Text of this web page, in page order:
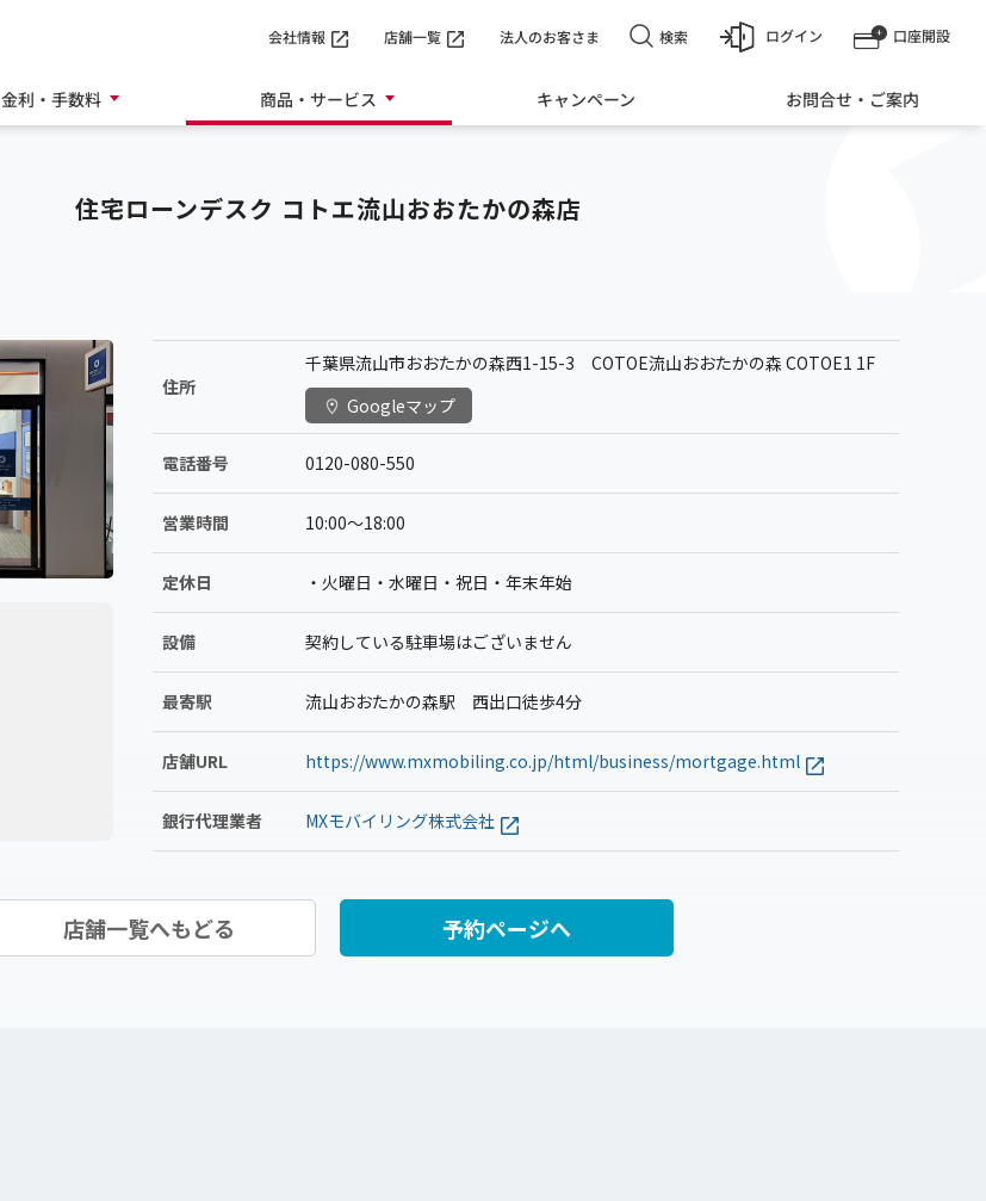
口座開設
ログイン
金利・手数料 商品・サービス キャンペーン お問合せ・ご案内
会社情報 店舗一覧 法人のお客さま 検索
住宅ローンデスク コトエ流山おおたかの森店
住所
千葉県流山市おおたかの森西1-15-3 COTOE流山おおたかの森 COTOE1 1F
Googleマップ
電話番号 0120-080-550
営業時間 10:00〜18:00
定休日 ・火曜日・水曜日・祝日・年末年始
設備 契約している駐車場はございません
最寄駅 流山おおたかの森駅 西出口徒歩4分
店舗URL https://www.mxmobiling.co.jp/html/business/mortgage.html
銀行代理業者 MXモバイリング株式会社
店舗一覧へもどる 予約ページへ